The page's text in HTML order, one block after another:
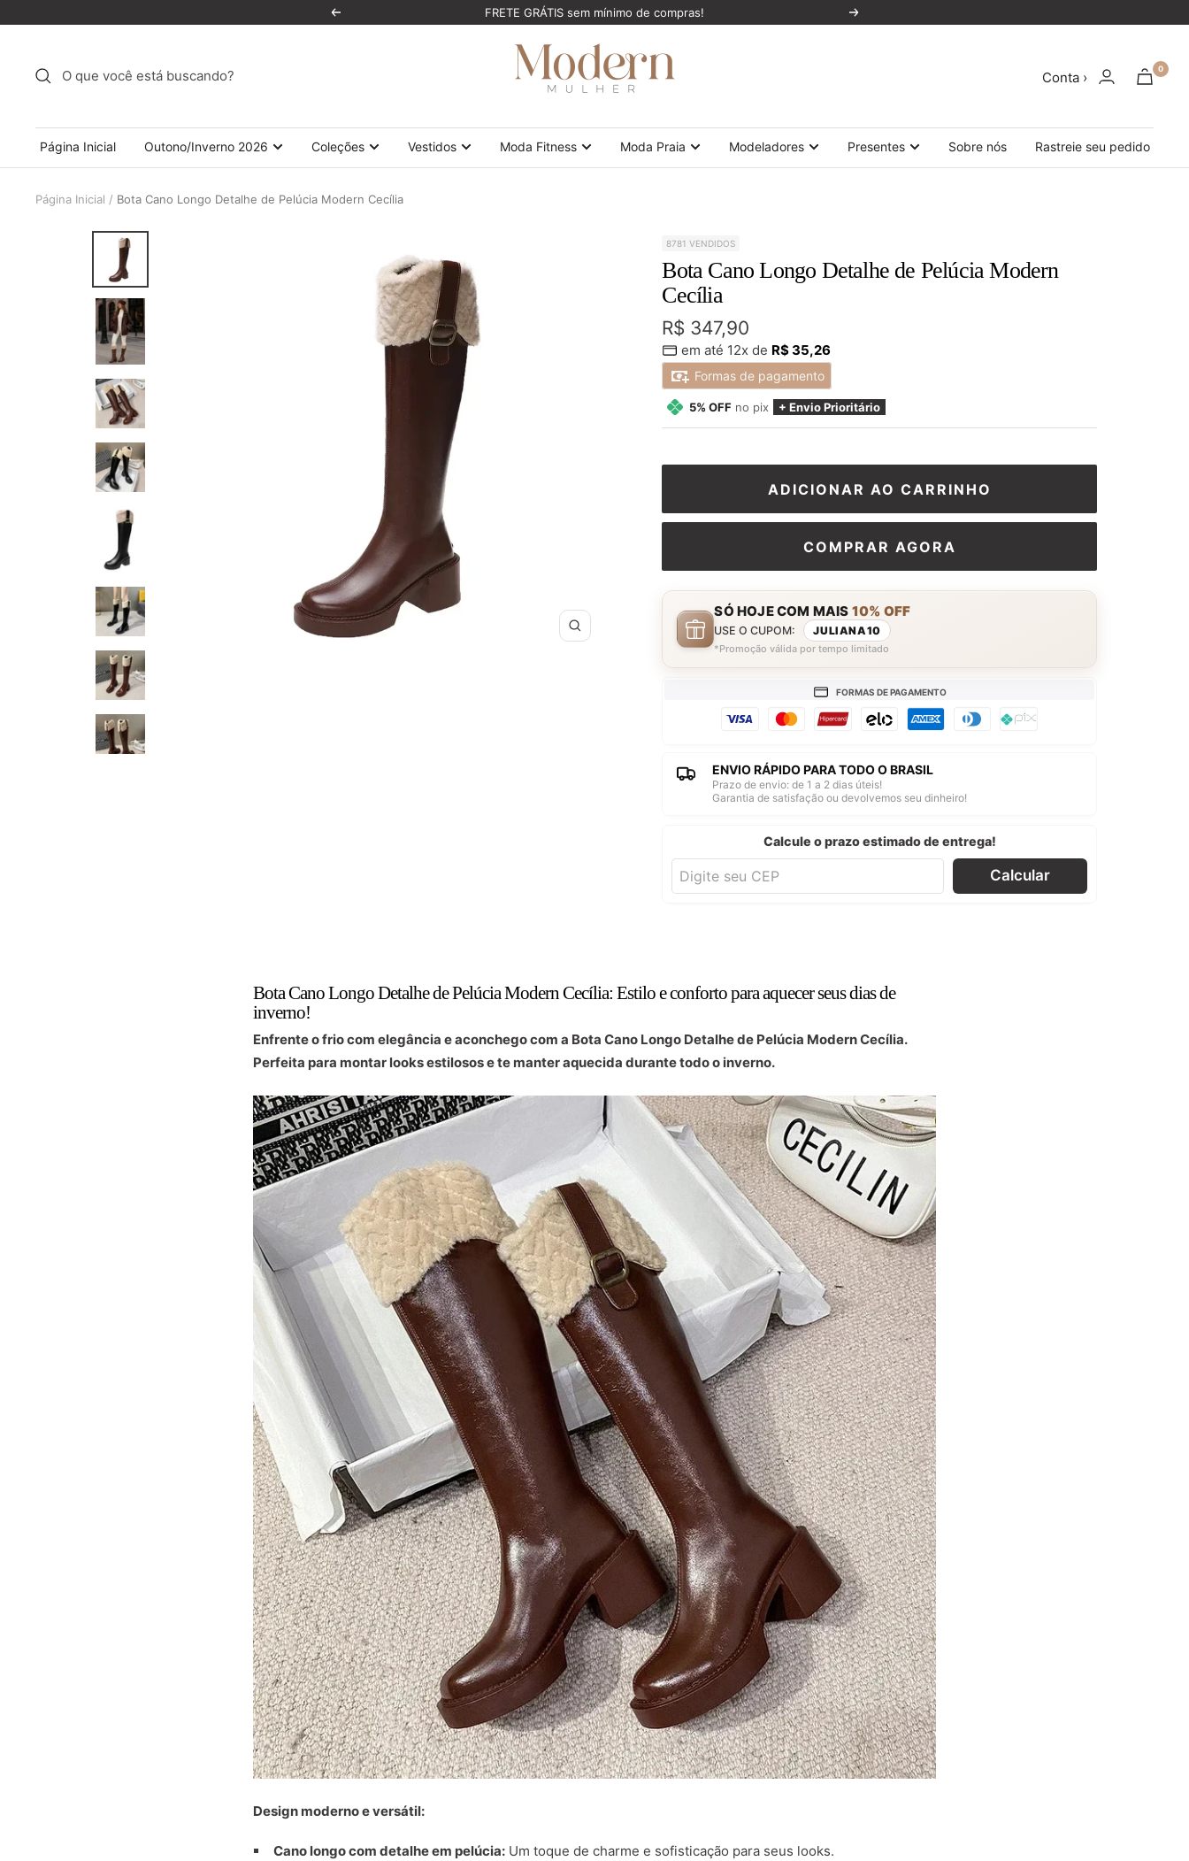
□
conteúdo
Anterior FRETE GRÁTIS sem mínimo de compras! Próxima
ModernMulher
Conta ›
0
Página Inicial Outono/Inverno 2026 Coleções Vestidos Moda Fitness Moda Praia Modeladores Presentes Sobre nós Rastreie seu pedido
Página Inicial Bota Cano Longo Detalhe de Pelúcia Modern Cecília
Zoom
8781 VENDIDOS
Bota Cano Longo Detalhe de Pelúcia Modern
Cecília
Preço
promocional
R$ 347,90
em até 12x de R$ 35,26
Formas de pagamento
5% OFF no pix + Envio Prioritário
ADICIONAR AO CARRINHO
COMPRAR AGORA
SÓ HOJE COM MAIS 10% OFF
USE O CUPOM: JULIANA10
*Promoção válida por tempo limitado
FORMAS DE PAGAMENTO
ENVIO RÁPIDO PARA TODO O BRASIL
Prazo de envio: de 1 a 2 dias úteis!
Garantia de satisfação ou devolvemos seu dinheiro!
Calcule o prazo estimado de entrega!
Calcular
Bota Cano Longo Detalhe de Pelúcia Modern Cecília: Estilo e conforto para aquecer seus dias de
inverno!
Enfrente o frio com elegância e aconchego com a Bota Cano Longo Detalhe de Pelúcia Modern Cecília.
Perfeita para montar looks estilosos e te manter aquecida durante todo o inverno.
Design moderno e versátil:
Cano longo com detalhe em pelúcia: Um toque de charme e sofisticação para seus looks.